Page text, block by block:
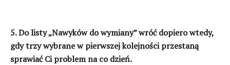
5. Do listy „Nawyków do wymiany” wróć dopiero wtedy,
gdy trzy wybrane w pierwszej kolejności przestaną
sprawiać Ci problem na co dzień.